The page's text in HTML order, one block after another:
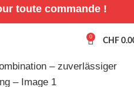
toute commande !
0 CHF